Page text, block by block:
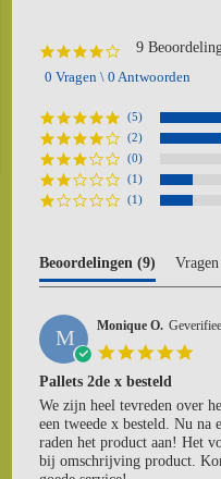
4.0
star
9
0 Vragen \ 0 Antwoorden
(5)
(2)
(0)
(1)
(1)
Beoordelingen (9) Vragen
M Monique O.
Pallets 2de x besteld
Review
by
Monique
O.
review
stating
Pallets
2de
We zijn heel tevreden over
een tweede x besteld. Nu na
raden het product aan! Het
bij omschrijving product.